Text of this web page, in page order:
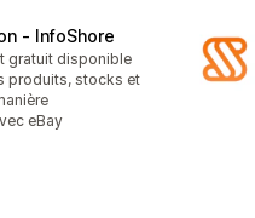
‑ InfoShore
gratuit disponible
produits, stocks et
eBay